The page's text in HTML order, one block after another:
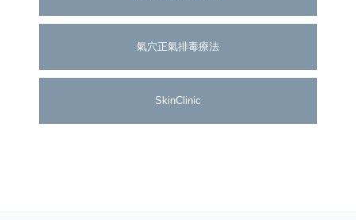
氣穴正氣排毒療法
SkinClinic